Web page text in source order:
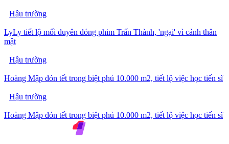
Hậu trường
LyLy tiết lộ mối duyên đóng phim Trấn Thành, 'ngại' vì cảnh thân
mật
Hậu trường
Hoàng Mập đón tết trong biệt phủ 10.000 m2, tiết lộ việc học tiến sĩ
Hậu trường
Hoàng Mập đón tết trong biệt phủ 10.000 m2, tiết lộ việc học tiến sĩ